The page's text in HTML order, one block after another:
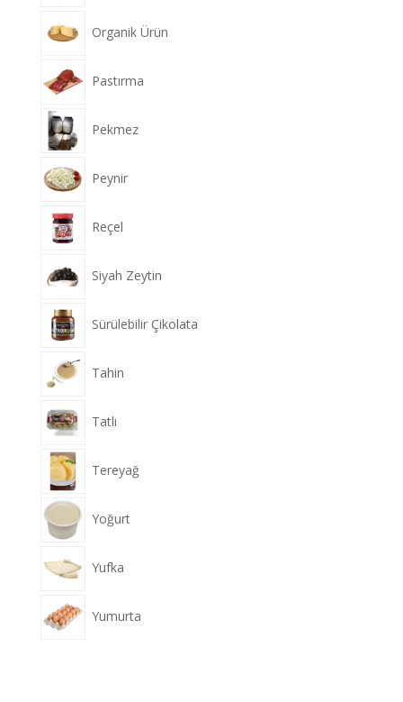
Organik Ürün
Pastırma
Pekmez
Peynir
Reçel
Siyah Zeytin
Sürülebilir Çikolata
Tahin
Tatlı
Tereyağ
Yoğurt
Yufka
Yumurta